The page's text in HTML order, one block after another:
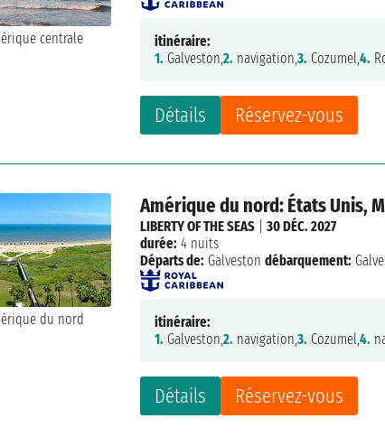
Détails Réservez-vous
itinéraire:
1. Galveston,2. navigation,3. Cozumel,4.
Amérique du nord: États Unis,
Détails Réservez-vous
LIBERTY OF THE SEAS |30 DÉC. 2027
durée: 4 nuits
Départs de: Galveston débarquement:
itinéraire:
1. Galveston,2. navigation,3. Cozumel,4.